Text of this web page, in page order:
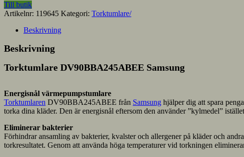
Till butik
Artikelnr: 119645 Kategori: Torktumlare/
Beskrivning
Beskrivning
Torktumlare DV90BBA245ABEE Samsung
Energisnål värmepumpstumlare
Torktumlaren DV90BBA245ABEE från Samsung hjälper dig att spara
torka dina kläder. Den är energisnål eftersom den använder ”kylmedel”
Eliminerar bakterier
Förhindrar ansamling av bakterier, kvalster och allergener på kläder och
torkresultatet. Genom att använda höga temperaturer vid torkningen